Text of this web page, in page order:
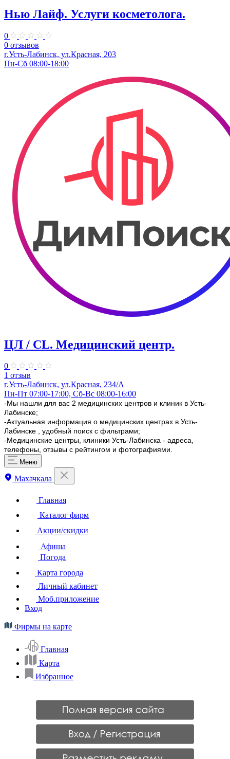
Нью Лайф. Услуги косметолога.
0
0 отзывов
г.Усть-Лабинск, ул.Красная, 203
Пн-Сб 08:00-18:00
ЦЛ / CL. Медицинский центр.
0
1 отзыв
г.Усть-Лабинск, ул.Красная, 234/А
Пн-Пт 07:00-17:00, Сб-Вс 08:00-16:00
-Мы нашли для вас 2 медицинских центров и клиник в Усть-
Лабинске;
-Актуальная информация о медицинских центрах в Усть-
Лабинске , удобный поиск с фильтрами;
-Медицинские центры, клиники Усть-Лабинска - адреса,
телефоны, отзывы с рейтингом и фотографиями.
Меню
Махачкала
Главная
Каталог фирм
Акции/скидки
Афиша
Погода
Карта города
Личный кабинет
Моб.приложение
Вход
Фирмы на карте
Главная
Карта
Избранное